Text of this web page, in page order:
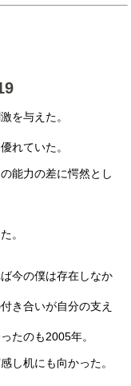
を与えた。
れていた。
能力の差に愕然とし
。
今の僕は存在しなか
き合いが自分の支え
たのも2005年。
し机にも向かった。